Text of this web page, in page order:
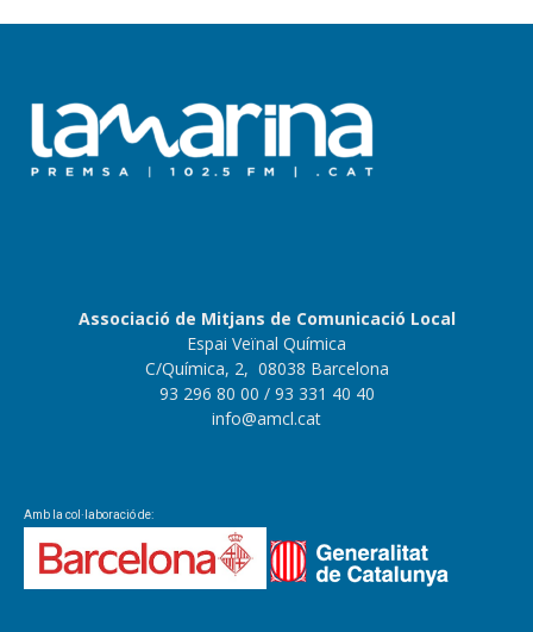
Associació de Mitjans de Comunicació Local
Espai Veïnal Química
C/Química, 2, 08038 Barcelona
93 296 80 00 / 93 331 40 40
info@amcl.cat
Amb la col·laboració de: